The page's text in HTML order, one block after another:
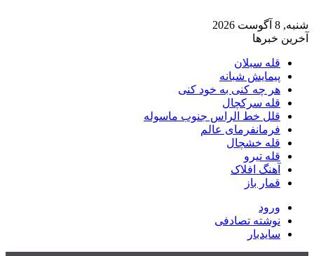
شنبه, 8 آگوست 2026
آخرین خبرها
قله سبلان
پیمایش شبانه
هر چه کنی به خود کنی
قله سرکچال
قلل خط الراس جنوب ماسوله
فرمانفرمای عالم
قله خشچال
قله تیرو
آهنگ افلاک
قمار باز
ورود
نوشته تصادفی
سایدبار